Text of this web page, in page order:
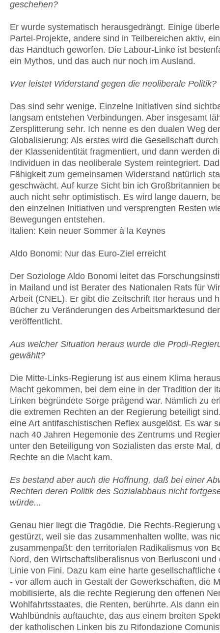
geschehen?
Er wurde systematisch herausgedrängt. Einige
Partei-Projekte, andere sind in Teilbereichen aktiv,
das Handtuch geworfen. Die Labour-Linke ist
ein Mythos, und das auch nur noch im Ausland.
Wer leistet Widerstand gegen die neoliberale Politik?
Das sind sehr wenige. Einzelne Initiativen sind
langsam entstehen Verbindungen. Aber insgesamt
Zersplitterung sehr. Ich nenne es den dualen Weg der
Globalisierung: Als erstes wird die Gesellschaft
der Klassenidentität fragmentiert, und dann werden
Individuen in das neoliberale System reintegriert.
Fähigkeit zum gemeinsamen Widerstand natürlich
geschwächt. Auf kurze Sicht bin ich Großbritannien
auch nicht sehr optimistisch. Es wird lange dauern,
den einzelnen Initiativen und versprengten Resten
Bewegungen entstehen.
Italien: Kein neuer Sommer à la Keynes
Aldo Bonomi: Nur das Euro-Ziel erreicht
Der Soziologe Aldo Bonomi leitet das
in Mailand und ist Berater des Nationalen Rats für
Arbeit (CNEL). Er gibt die Zeitschrift Iter heraus und
Bücher zu Veränderungen des Arbeitsmarktesund
veröffentlicht.
Aus welcher Situation heraus wurde die Prodi-
gewählt?
Die Mitte-Links-Regierung ist aus einem Klima
Macht gekommen, bei dem eine in der Tradition der
Linken begründete Sorge prägend war. Nämlich zu
die extremen Rechten an der Regierung beteiligt
eine Art antifaschistischen Reflex ausgelöst. Es war
nach 40 Jahren Hegemonie des Zentrums und
unter den Beteiligung von Sozialisten das erste Mal,
Rechte an die Macht kam.
Es bestand aber auch die Hoffnung, daß bei einer
Rechten deren Politik des Sozialabbaus nicht
würde...
Genau hier liegt die Tragödie. Die Rechts-Regierung
gestürzt, weil sie das zusammenhalten wollte, was
zusammenpaßt: den territorialen Radikalismus von
Nord, den Wirtschaftsliberalisnus von Berlusconi und
Linie von Fini. Dazu kam eine harte gesellschaftliche
- vor allem auch in Gestalt der Gewerkschaften, die
mobilisierte, als die rechte Regierung den offenen
Wohlfahrtsstaates, die Renten, berührte. Als dann ein
Wahlbündnis auftauchte, das aus einem breiten
der katholischen Linken bis zu Rifondazione